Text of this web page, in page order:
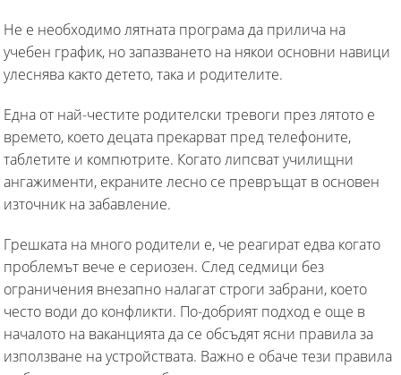
Не е необходимо лятната програма да прилича на
учебен график, но запазването на някои основни навици
улеснява както детето, така и родителите.
Една от най-честите родителски тревоги през лятото е
времето, което децата прекарват пред телефоните,
таблетите и компютрите. Когато липсват училищни
ангажименти, екраните лесно се превръщат в основен
източник на забавление.
Грешката на много родители е, че реагират едва когато
проблемът вече е сериозен. След седмици без
ограничения внезапно налагат строги забрани, което
често води до конфликти. По-добрият подход е още в
началото на ваканцията да се обсъдят ясни правила за
използване на устройствата. Важно е обаче тези правила